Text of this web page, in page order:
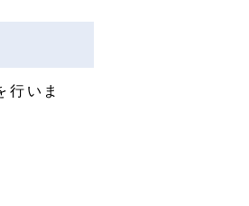
行いま